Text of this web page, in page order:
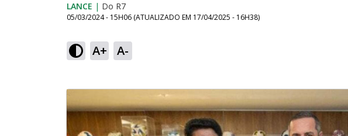
LANCE | Do R7
05/03/2024 - 15H06 (ATUALIZADO EM 17/04/2025 - 16H38)
A+ A-